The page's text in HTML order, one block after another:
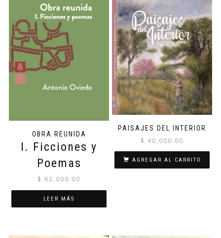
OBRA REUNIDA
I. Ficciones y
Poemas
$ 63,000.00
LEER MÁS
PAISAJES DEL INTERIOR
$ 40,000.00
AGREGAR AL CARRITO